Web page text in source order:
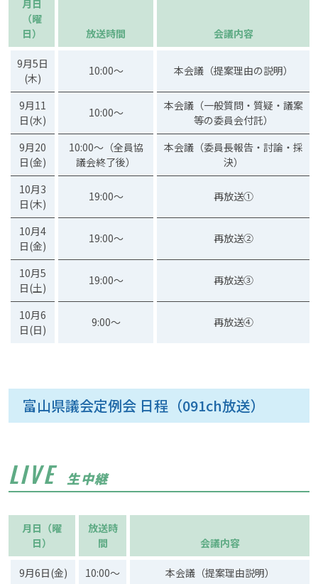
月日
（曜
日）
放送時間 会議内容
9月5日
(木)
10:00～ 本会議（提案理由の説明）
9月11
日(水)
10:00～
本会議（一般質問・質疑・議案
等の委員会付託）
9月20
日(金)
10:00～（全員協
議会終了後）
本会議（委員長報告・討論・採
決）
10月3
日(木)
19:00～ 再放送①
10月4
日(金)
19:00～ 再放送②
10月5
日(土)
19:00～ 再放送③
10月6
日(日)
9:00～ 再放送④
富山県議会定例会 日程（091ch放送）
LIVE 生中継
月日（曜
日）
放送時
間
会議内容
9月6日(金) 10:00～
本会議（提案理由説明）